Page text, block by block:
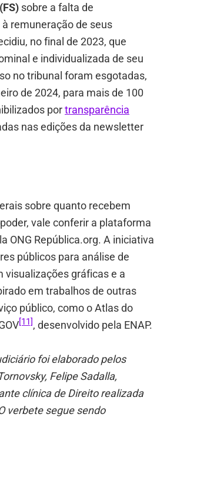
sobre a falta de
remuneração de seus
no final de 2023, que
e individualizada de seu
no tribunal foram esgotadas,
de 2024, para mais de 100
portransparência
nas edições da newsletter
sobre quanto recebem
vale conferir a plataforma
ONG República.org. A iniciativa
públicos para análise de
visualizações gráficas e a
em trabalhos de outras
público, como o Atlas do
[11], desenvolvido pela ENAP.
foi elaborado pelos
Felipe Sadalla,
clínica de Direito realizada
verbete segue sendo